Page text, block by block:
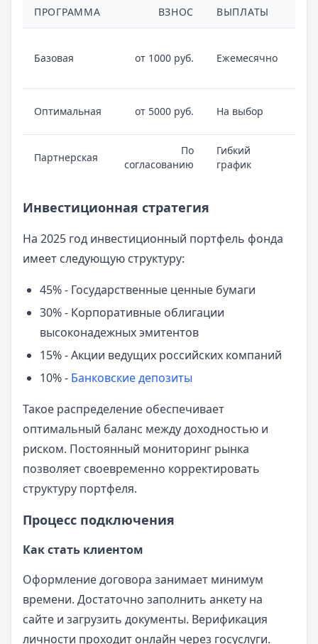
ПРОГРАММА ВЗНОС ВЫПЛАТЫ
Базовая от 1000 руб. Ежемесячно
Оптимальная от 5000 руб. На выбор
Партнерская
По
согласованию
Гибкий
график
Инвестиционная стратегия
На 2025 год инвестиционный портфель фонда
имеет следующую структуру:
45% - Государственные ценные бумаги
30% - Корпоративные облигации
высоконадежных эмитентов
15% - Акции ведущих российских компаний
10% - Банковские депозиты
Такое распределение обеспечивает
оптимальный баланс между доходностью и
риском. Постоянный мониторинг рынка
позволяет своевременно корректировать
структуру портфеля.
Процесс подключения
Как стать клиентом
Оформление договора занимает минимум
времени. Достаточно заполнить анкету на
сайте и загрузить документы. Верификация
личности проходит онлайн через госуслуги.